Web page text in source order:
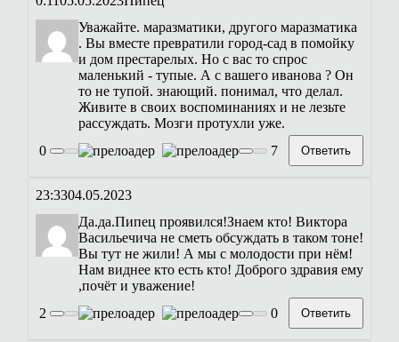
Уважайте. маразматики, другого маразматика
. Вы вместе превратили город-сад в помойку
и дом престарелых. Но с вас то спрос
маленький - тупые. А с вашего иванова ? Он
то не тупой. знающий. понимал, что делал.
Живите в своих воспоминаниях и не лезьте
рассуждать. Мозги протухли уже.
0
7 Ответить
23:3304.05.2023
Да.да.Пипец проявился!Знаем кто! Виктора
Васильечича не сметь обсуждать в таком тоне!
Вы тут не жили! А мы с молодости при нём!
Нам виднее кто есть кто! Доброго здравия ему
,почёт и уважение!
2
0 Ответить